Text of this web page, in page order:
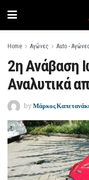
Home Αγώνες Auto -
2η Ανάβαση
Αναλυτικά
by Μάρκος